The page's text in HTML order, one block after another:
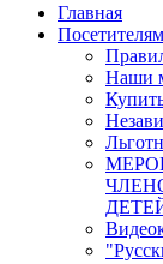
Главная
Посетителям
Наши